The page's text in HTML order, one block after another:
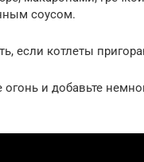
соусом.
если котлеты
и добавьте